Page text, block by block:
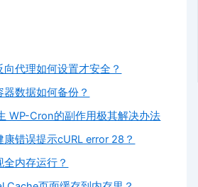
代理如何设置才安全？
数据如何备份？
WP-Cron的副作用极其解决办法
错误提示cURL error 28？
内存运行？